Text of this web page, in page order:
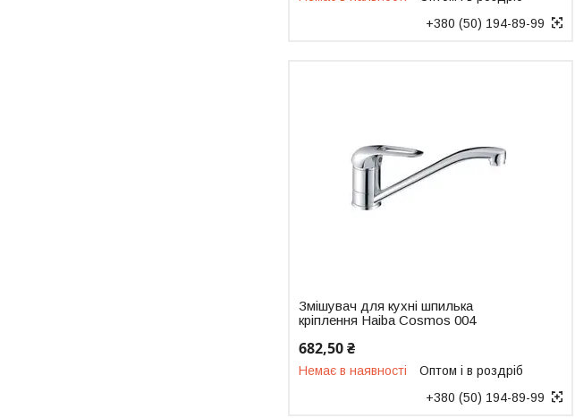
+380 (50) 194-89-99
Змішувач для кухні шпилька
кріплення Haiba Cosmos 004
682,50 ₴
Немає в наявності
Оптом і в роздріб
+380 (50) 194-89-99